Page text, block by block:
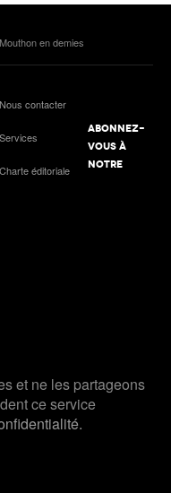
en demies
Nous contacter
Services
Charte éditoriale
ABONNEZ-
VOUS À
NOTRE
et ne les partageons
ce service